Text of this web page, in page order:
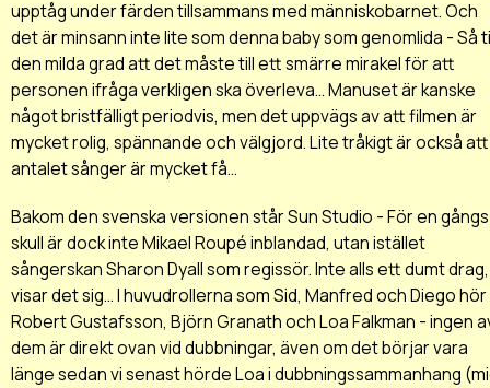
upptåg under färden tillsammans med människobarnet. Och
det är minsann inte lite som denna baby som genomlida - Så
den milda grad att det måste till ett smärre mirakel för att
personen ifråga verkligen ska överleva... Manuset är kanske
något bristfälligt periodvis, men det uppvägs av att filmen är
mycket rolig, spännande och välgjord. Lite tråkigt är också att
antalet sånger är mycket få...
Bakom den svenska versionen står Sun Studio - För en gångs
skull är dock inte Mikael Roupé inblandad, utan istället
sångerskan Sharon Dyall som regissör. Inte alls ett dumt drag,
visar det sig... I huvudrollerna som Sid, Manfred och Diego hör
Robert Gustafsson, Björn Granath och Loa Falkman - ingen
dem är direkt ovan vid dubbningar, även om det börjar vara
länge sedan vi senast hörde Loa i dubbningssammanhang